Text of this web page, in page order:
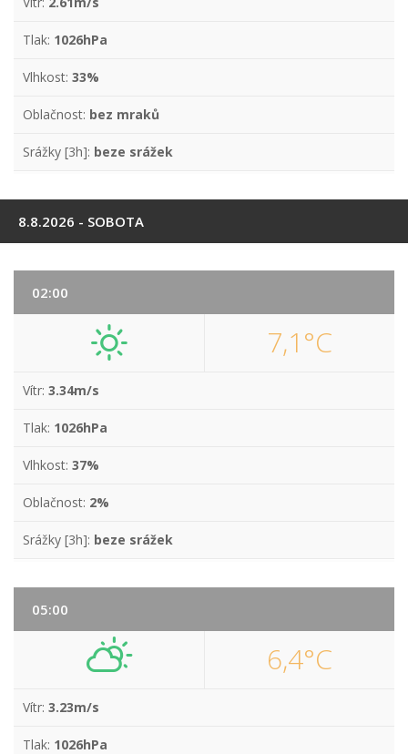
Tlak: 1026hPa
Vlhkost: 33%
Oblačnost: bez mraků
Srážky [3h]: beze srážek
8.8.2026 - SOBOTA
02:00
7,1°C
Vítr: 3.34m/s
Tlak: 1026hPa
Vlhkost: 37%
Oblačnost: 2%
Srážky [3h]: beze srážek
05:00
6,4°C
Vítr: 3.23m/s
Tlak: 1026hPa